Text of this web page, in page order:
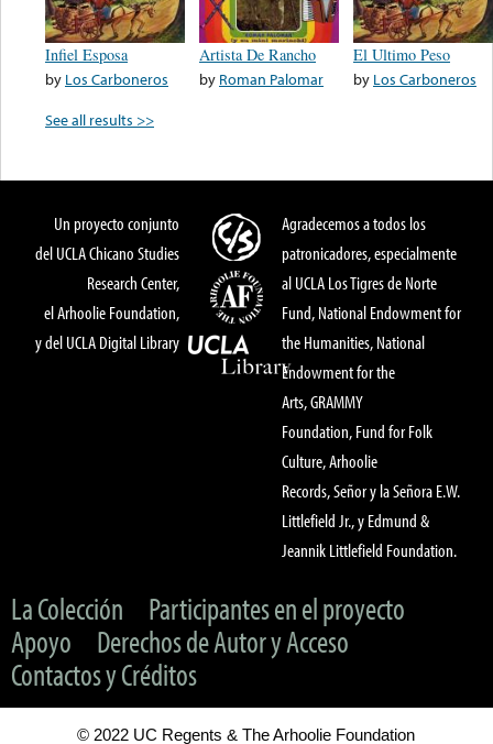
Infiel Esposa
by Los Carboneros
Artista De Rancho
by Roman Palomar
El Ultimo Peso
by Los Carboneros
See all results >>
Un proyecto conjunto
del UCLA Chicano Studies
Research Center,
el Arhoolie Foundation,
y del UCLA Digital Library
Agradecemos a todos los
patronicadores, especialmente
al UCLA Los Tigres de Norte
Fund, National Endowment for
the Humanities, National
Endowment for the
Arts, GRAMMY
Foundation, Fund for Folk
Culture, Arhoolie
Records, Señor y la Señora E.W.
Littlefield Jr., y Edmund &
Jeannik Littlefield Foundation.
La Colección
Participantes en el proyecto
Apoyo
Derechos de Autor y Acceso
Contactos y Créditos
© 2022 UC Regents & The Arhoolie Foundation